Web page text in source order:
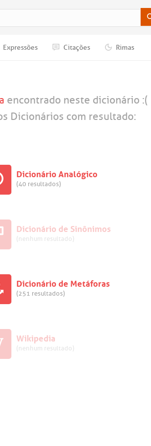
Expressões Citações Rimas
encontrado neste dicionário :(
Dicionários com resultado:
Dicionário Analógico
(40 resultados)
Dicionário de Sinônimos
(nenhum resultado)
Dicionário de Metáforas
(251 resultados)
Wikipedia
(nenhum resultado)